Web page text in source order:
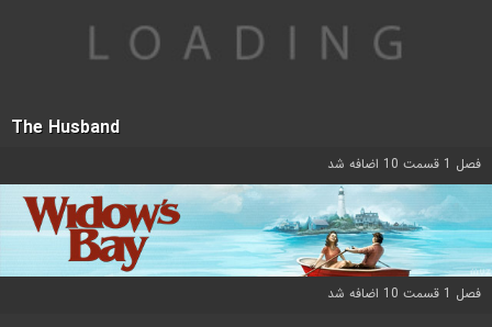
The Husband
فصل 1 قسمت 10 اضافه شد
فصل 1 قسمت 10 اضافه شد